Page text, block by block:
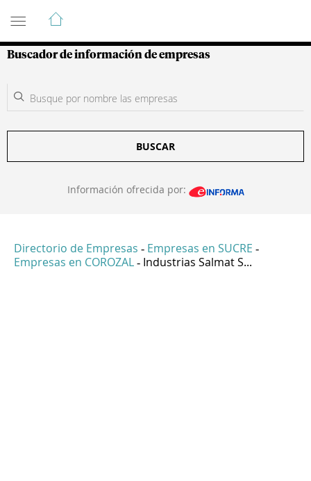
Guía de Empresas Colombianas
Buscador de información de empresas
BUSCAR
Información ofrecida por:
Directorio de Empresas - Empresas en SUCRE -
Empresas en COROZAL - Industrias Salmat S...